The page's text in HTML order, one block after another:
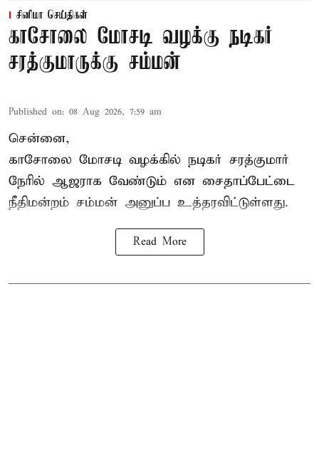
சினிமா செய்திகள்
காசோலை மோசடி வழக்கு நடிகர்
சரத்குமாருக்கு சம்மன்
Published on: 08 Aug 2026, 7:59 am
சென்னை,
காசோலை மோசடி வழக்கில் நடிகர் சரத்குமார்
நேரில் ஆஜராக வேண்டும் என சைதாப்பேட்டை
நீதிமன்றம் சம்மன் அனுப்ப உத்தரவிட்டுள்ளது.
Read More